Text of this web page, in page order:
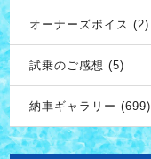
オーナーズボイス (2)
試乗のご感想 (5)
納車ギャラリー (699)